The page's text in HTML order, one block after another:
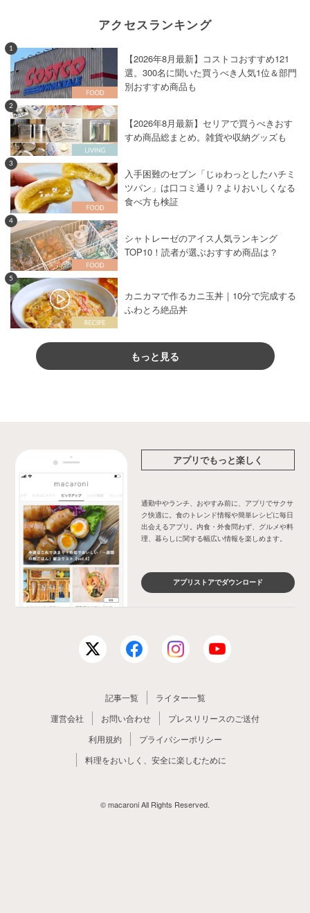
アクセスランキング
1
【2026年8月最新】コストコおすすめ121
選。300名に聞いた買うべき人気1位＆部門
別おすすめ商品も
2
【2026年8月最新】セリアで買うべきおす
すめ商品総まとめ。雑貨や収納グッズも
3
入手困難のセブン「じゅわっとしたハチミ
ツパン」は口コミ通り？よりおいしくなる
食べ方も検証
4
シャトレーゼのアイス人気ランキング
TOP10！読者が選ぶおすすめ商品は？
5
カニカマで作るカニ玉丼｜10分で完成する
ふわとろ絶品丼
もっと見る
アプリでもっと楽しく
通勤中やランチ、おやすみ前に、アプリでサクサ
ク快適に。食のトレンド情報や簡単レシピに毎日
出会えるアプリ。内食・外食問わず、グルメや料
理、暮らしに関する幅広い情報を楽しめます。
アプリストアでダウンロード
記事一覧
ライター一覧
運営会社
お問い合わせ
プレスリリースのご送付
利用規約
プライバシーポリシー
料理をおいしく、安全に楽しむために
© macaroni All Rights Reserved.